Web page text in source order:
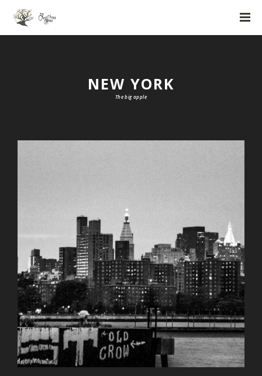
NEW YORK
The big apple